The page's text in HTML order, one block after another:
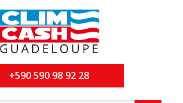
+590 590 98 92 28